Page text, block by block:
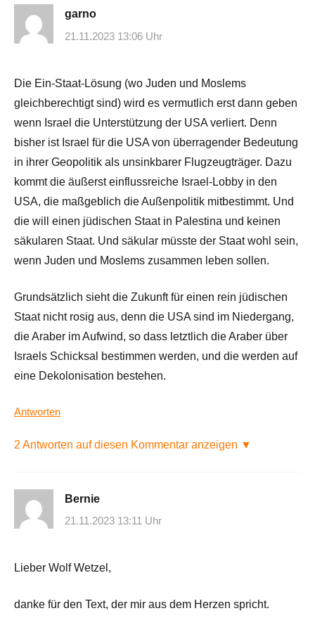
garno
21.11.2023 13:06 Uhr
Die Ein-Staat-Lösung (wo Juden und Moslems
gleichberechtigt sind) wird es vermutlich erst dann geben
wenn Israel die Unterstützung der USA verliert. Denn
bisher ist Israel für die USA von überragender Bedeutung
in ihrer Geopolitik als unsinkbarer Flugzeugträger. Dazu
kommt die äußerst einflussreiche Israel-Lobby in den
USA, die maßgeblich die Außenpolitik mitbestimmt. Und
die will einen jüdischen Staat in Palestina und keinen
säkularen Staat. Und säkular müsste der Staat wohl sein,
wenn Juden und Moslems zusammen leben sollen.
Grundsätzlich sieht die Zukunft für einen rein jüdischen
Staat nicht rosig aus, denn die USA sind im Niedergang,
die Araber im Aufwind, so dass letztlich die Araber über
Israels Schicksal bestimmen werden, und die werden auf
eine Dekolonisation bestehen.
Antworten
2 Antworten auf diesen Kommentar anzeigen ▼
Bernie
21.11.2023 13:11 Uhr
Lieber Wolf Wetzel,
danke für den Text, der mir aus dem Herzen spricht.